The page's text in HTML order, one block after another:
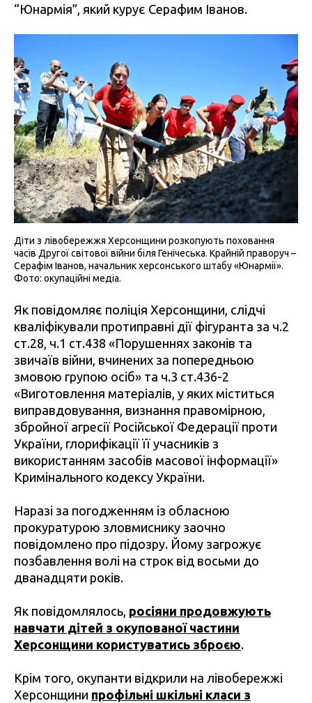
“Юнармія”, який курує Серафим Іванов.
Діти з лівобережжя Херсонщини розкопують поховання
часів Другої світової війни біля Генічеська. Крайній праворуч –
Серафім Іванов, начальник херсонського штабу «Юнармії».
Фото: окупаційні медіа.
Як повідомляє поліція Херсонщини, слідчі
кваліфікували протиправні дії фігуранта за ч.2
ст.28, ч.1 ст.438 «Порушеннях законів та
звичаїв війни, вчинених за попередньою
змовою групою осіб» та ч.3 ст.436-2
«Виготовлення матеріалів, у яких міститься
виправдовування, визнання правомірною,
збройної агресії Російської Федерації проти
України, глорифікації її учасників з
використанням засобів масової інформації»
Кримінального кодексу України.
Наразі за погодженням із обласною
прокуратурою зловмиснику заочно
повідомлено про підозру. Йому загрожує
позбавлення волі на строк від восьми до
дванадцяти років.
Як повідомлялось, росіяни продовжують
навчати дітей з окупованої частини
Херсонщини користуватись зброєю.
Крім того, окупанти відкрили на лівобережжі
Херсонщини профільні шкільні класи з